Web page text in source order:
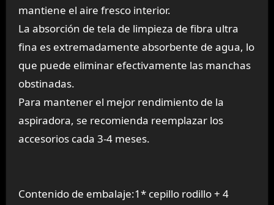
mantiene el aire fresco interior.
La absorción de tela de limpieza de fibra ultra
fina es extremadamente absorbente de agua, lo
que puede eliminar efectivamente las manchas
obstinadas.
Para mantener el mejor rendimiento de la
aspiradora, se recomienda reemplazar los
accesorios cada 3-4 meses.
Contenido de embalaje:1* cepillo rodillo + 4